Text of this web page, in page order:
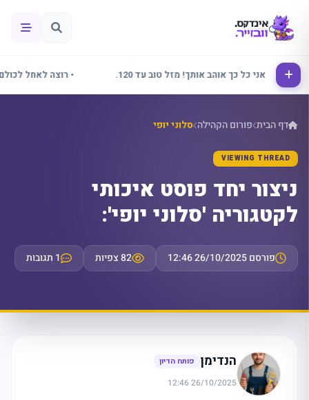
אני כל כך אוהב אותך! מזל טוב עד 120. • רוצה לאחל לכולם
דף הבית פורום הקהילה סלוני יופי
VIEWING THREAD
ניצור יחד פוסט איכותי
לקטגוריה 'סלוני יופי':
פורסם 26/10/2025 12:46 82 צפיות 1 תגובות
הנדימן פותח הדיון
26/10/2025 12:46